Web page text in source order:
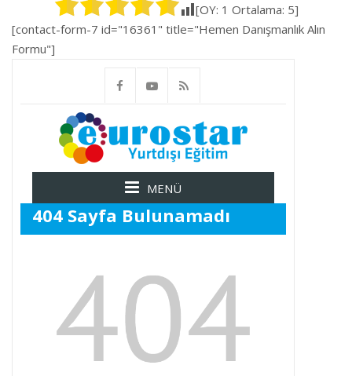
[OY: 1 Ortalama: 5]
[contact-form-7 id="16361" title="Hemen Danışmanlık Alın
Formu"]